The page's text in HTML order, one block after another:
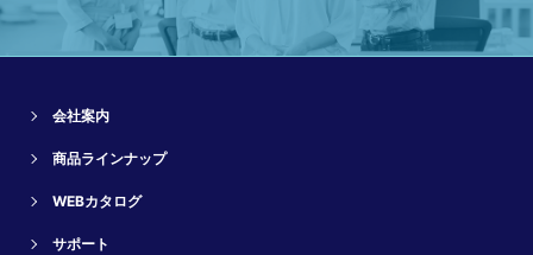
会社案内
商品ラインナップ
WEBカタログ
サポート